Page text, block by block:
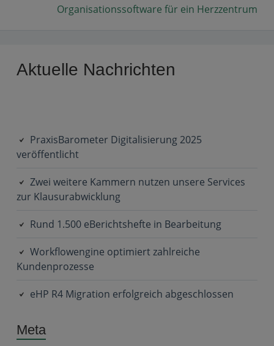
Next:
Organisationssoftware für ein Herzzentrum
Primary
Aktuelle Nachrichten
PraxisBarometer Digitalisierung 2025
veröffentlicht
Zwei weitere Kammern nutzen unsere Services
zur Klausurabwicklung
Rund 1.500 eBerichtshefte in Bearbeitung
Workflowengine optimiert zahlreiche
Kundenprozesse
eHP R4 Migration erfolgreich abgeschlossen
Meta